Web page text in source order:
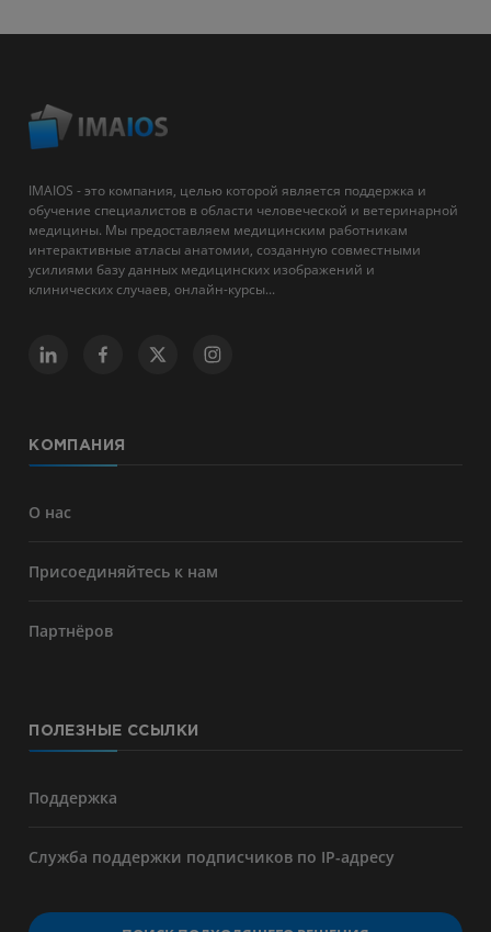
IMAIOS - это компания, целью которой является поддержка и
обучение специалистов в области человеческой и ветеринарной
медицины. Мы предоставляем медицинским работникам
интерактивные атласы анатомии, созданную совместными
усилиями базу данных медицинских изображений и
клинических случаев, онлайн-курсы...
КОМПАНИЯ
О нас
Присоединяйтесь к нам
Партнёров
ПОЛЕЗНЫЕ ССЫЛКИ
Поддержка
Служба поддержки подписчиков по IP-адресу